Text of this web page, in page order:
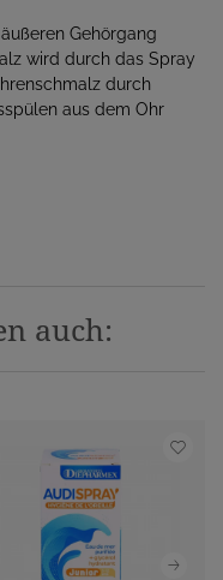
Gehörgang
wird durch das Spray
durch
aus dem Ohr
auch: